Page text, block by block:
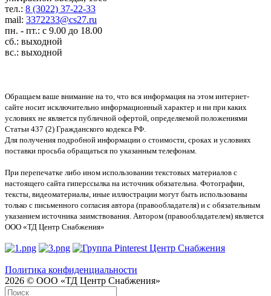
тел.: 8 (3022) 37-22-33
mail: 3372233@cs27.ru
пн. - пт.: с 9.00 до 18.00
сб.: выходной
вс.: выходной
Обращаем ваше внимание на то, что вся информация на этом интернет-
сайте носит исключительно информационный характер и ни при каких
условиях не является публичной офертой, определяемой положениями
Статьи 437 (2) Гражданского кодекса РФ.
Для получения подробной информации о стоимости, сроках и условиях
поставки просьба обращаться по указанным телефонам.
При перепечатке либо ином использовании текстовых материалов с
настоящего сайта гиперссылка на источник обязательна. Фотографии,
тексты, видеоматериалы, иные иллюстрации могут быть использованы
только с письменного согласия автора (правообладателя) и с обязательным
указанием источника заимствования. Автором (правообладателем) является
ООО «ТД Центр Снабжения»
Политика конфиденциальности
2026 © ООО «ТД Центр Снабжения»